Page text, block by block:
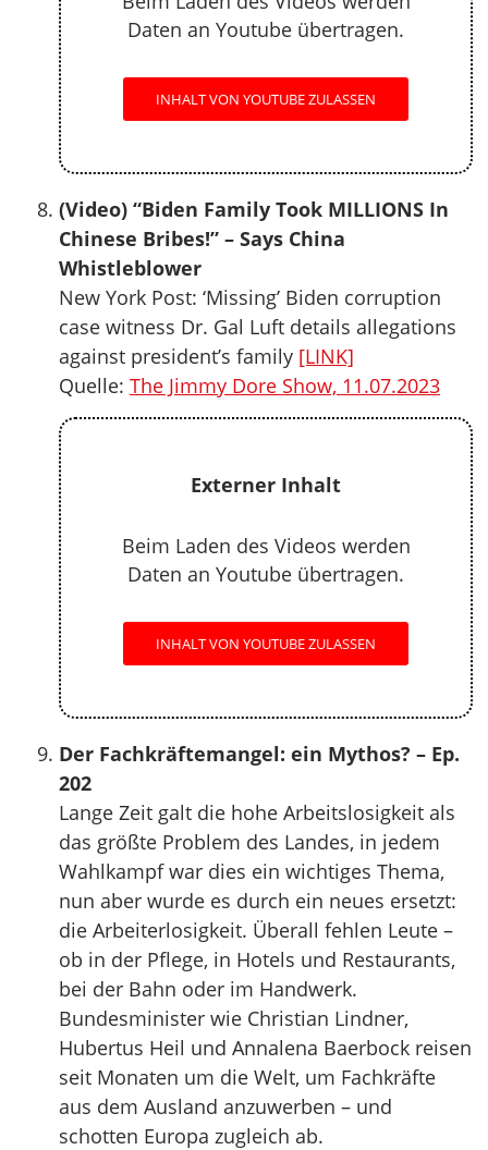
Daten an Youtube übertragen.
INHALT VON YOUTUBE ZULASSEN
(Video) “Biden Family Took MILLIONS In
Chinese Bribes!” – Says China
Whistleblower
New York Post: ‘Missing’ Biden corruption
case witness Dr. Gal Luft details allegations
against president’s family [LINK]
Quelle: The Jimmy Dore Show, 11.07.2023
Externer Inhalt
Beim Laden des Videos werden
Daten an Youtube übertragen.
INHALT VON YOUTUBE ZULASSEN
Der Fachkräftemangel: ein Mythos? – Ep.
202
Lange Zeit galt die hohe Arbeitslosigkeit als
das größte Problem des Landes, in jedem
Wahlkampf war dies ein wichtiges Thema,
nun aber wurde es durch ein neues ersetzt:
die Arbeiterlosigkeit. Überall fehlen Leute –
ob in der Pflege, in Hotels und Restaurants,
bei der Bahn oder im Handwerk.
Bundesminister wie Christian Lindner,
Hubertus Heil und Annalena Baerbock reisen
seit Monaten um die Welt, um Fachkräfte
aus dem Ausland anzuwerben – und
schotten Europa zugleich ab.